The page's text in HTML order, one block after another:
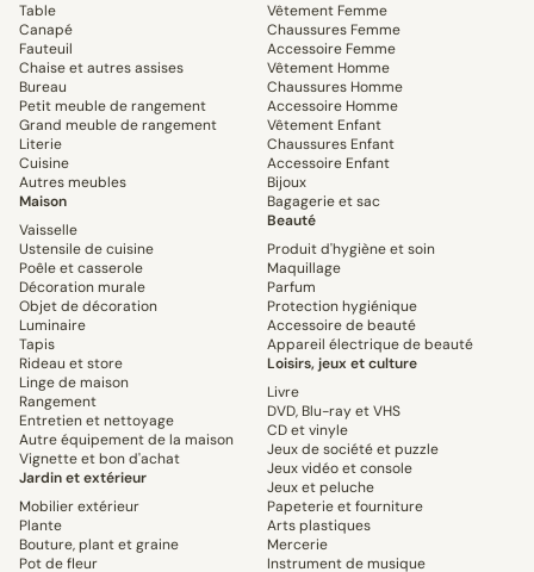
Table
Canapé
Fauteuil
Chaise et autres assises
Bureau
Petit meuble de rangement
Grand meuble de rangement
Literie
Cuisine
Autres meubles
Maison
Vaisselle
Ustensile de cuisine
Poêle et casserole
Décoration murale
Objet de décoration
Luminaire
Tapis
Rideau et store
Linge de maison
Rangement
Entretien et nettoyage
Autre équipement de la maison
Vignette et bon d'achat
Jardin et extérieur
Mobilier extérieur
Plante
Bouture, plant et graine
Pot de fleur
Vêtement Femme
Chaussures Femme
Accessoire Femme
Vêtement Homme
Chaussures Homme
Accessoire Homme
Vêtement Enfant
Chaussures Enfant
Accessoire Enfant
Bijoux
Bagagerie et sac
Beauté
Produit d'hygiène et soin
Maquillage
Parfum
Protection hygiénique
Accessoire de beauté
Appareil électrique de beauté
Loisirs, jeux et culture
Livre
DVD, Blu-ray et VHS
CD et vinyle
Jeux de société et puzzle
Jeux vidéo et console
Jeux et peluche
Papeterie et fourniture
Arts plastiques
Mercerie
Instrument de musique